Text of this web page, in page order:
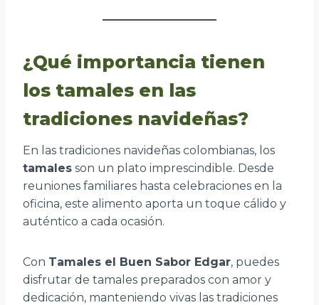
¿Qué importancia tienen
los tamales en las
tradiciones navideñas?
En las tradiciones navideñas colombianas, los
tamales son un plato imprescindible. Desde
reuniones familiares hasta celebraciones en la
oficina, este alimento aporta un toque cálido y
auténtico a cada ocasión.
Con Tamales el Buen Sabor Edgar, puedes
disfrutar de tamales preparados con amor y
dedicación, manteniendo vivas las tradiciones